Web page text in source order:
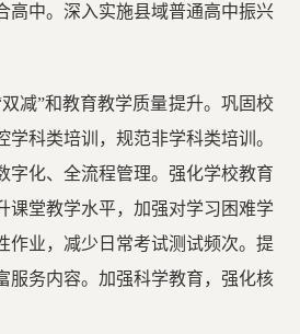
高中。深入实施县域普通高中振兴
双减”和教育教学质量提升。巩固校
学科类培训，规范非学科类培训。
字化、全流程管理。强化学校教育
课堂教学水平，加强对学习困难学
作业，减少日常考试测试频次。提
服务内容。加强科学教育，强化核